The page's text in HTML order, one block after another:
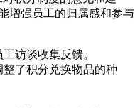
增强员工的归属感和参与
访谈收集反馈。
整了积分兑换物品的种